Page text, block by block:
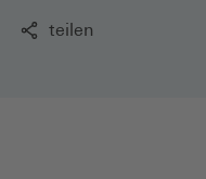
teilen